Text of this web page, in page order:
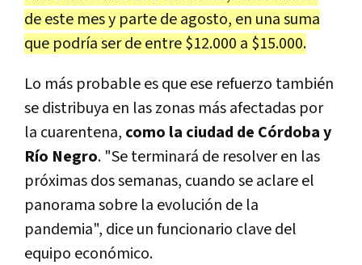
de este mes y parte de agosto, en una suma
que podría ser de entre $12.000 a $15.000.
Lo más probable es que ese refuerzo también
se distribuya en las zonas más afectadas por
la cuarentena, como la ciudad de Córdoba y
Río Negro. "Se terminará de resolver en las
próximas dos semanas, cuando se aclare el
panorama sobre la evolución de la
pandemia", dice un funcionario clave del
equipo económico.